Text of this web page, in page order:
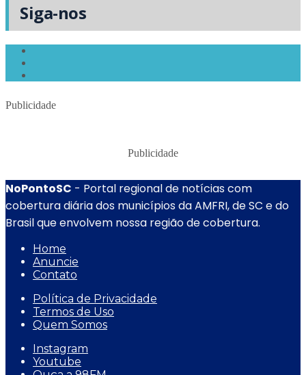
Siga-nos
Publicidade
Publicidade
NoPontoSC - Portal regional de notícias com
cobertura diária dos municípios da AMFRI, de SC e do
Brasil que envolvem nossa região de cobertura.
Home
Anuncie
Contato
Política de Privacidade
Termos de Uso
Quem Somos
Instagram
Youtube